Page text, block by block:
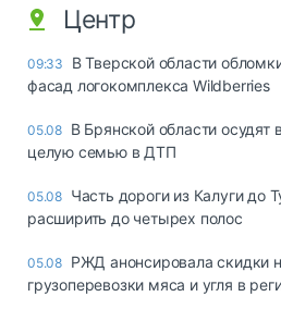
Центр
09:33
В Тверской области
фасад логокомплекса Wildberries
05.08 В Брянской области осудят
целую семью в ДТП
05.08 Часть дороги из Калуги до
расширить до четырех полос
05.08 РЖД анонсировала скидки
грузоперевозки мяса и угля в